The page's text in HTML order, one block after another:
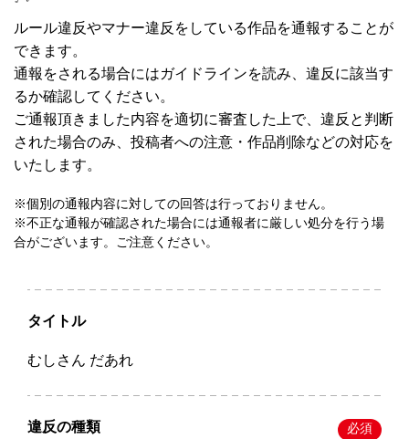
ルール違反やマナー違反をしている作品を通報することが
できます。
通報をされる場合にはガイドラインを読み、違反に該当す
るか確認してください。
ご通報頂きました内容を適切に審査した上で、違反と判断
された場合のみ、投稿者への注意・作品削除などの対応を
いたします。
※個別の通報内容に対しての回答は行っておりません。
※不正な通報が確認された場合には通報者に厳しい処分を行う場
合がございます。ご注意ください。
タイトル
むしさん だあれ
違反の種類 必須